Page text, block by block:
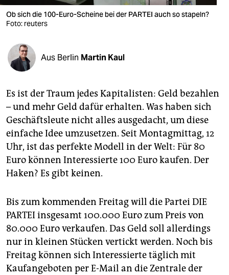
verlag
veranstaltungen
shop
fragen & hilfe
unterstützen
abo
genossenschaft
epaper login
Ob sich die 100-Euro-Scheine bei der PARTEI auch so stapeln?
Foto: reuters
Aus Berlin Martin Kaul
Es ist der Traum jedes Kapitalisten: Geld bezahlen
– und mehr Geld dafür erhalten. Was haben sich
Geschäftsleute nicht alles ausgedacht, um diese
einfache Idee umzusetzen. Seit Montagmittag, 12
Uhr, ist das perfekte Modell in der Welt: Für 80
Euro können Interessierte 100 Euro kaufen. Der
Haken? Es gibt keinen.
Bis zum kommenden Freitag will die Partei DIE
PARTEI insgesamt 100.000 Euro zum Preis von
80.000 Euro verkaufen. Das Geld soll allerdings
nur in kleinen Stücken vertickt werden. Noch bis
Freitag können sich Interessierte täglich mit
Kaufangeboten per E-Mail an die Zentrale der